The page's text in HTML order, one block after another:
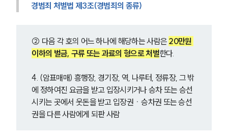
경범죄 처벌법 제3조(경범죄의 종류)
② 다음 각 호의 어느 하나에 해당하는 사람은 20만원
이하의 벌금, 구류 또는 과료의 형으로 처벌한다.
4. (암표매매) 흥행장, 경기장, 역, 나루터, 정류장, 그 밖
에 정하여진 요금을 받고 입장시키거나 승차 또는 승선
시키는 곳에서 웃돈을 받고 입장권ㆍ승차권 또는 승선
권을 다른 사람에게 되판 사람